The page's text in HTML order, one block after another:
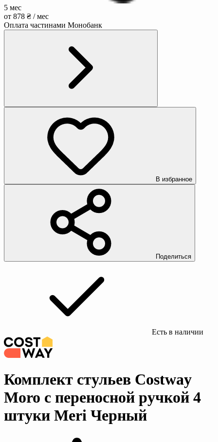
5 мес
от 878 ₴ / мес
Оплата частинами Монобанк
В избранное
Поделиться
Есть в наличии
Комплект стульев Costway
Moro с переносной ручкой 4
штуки Meri Черный